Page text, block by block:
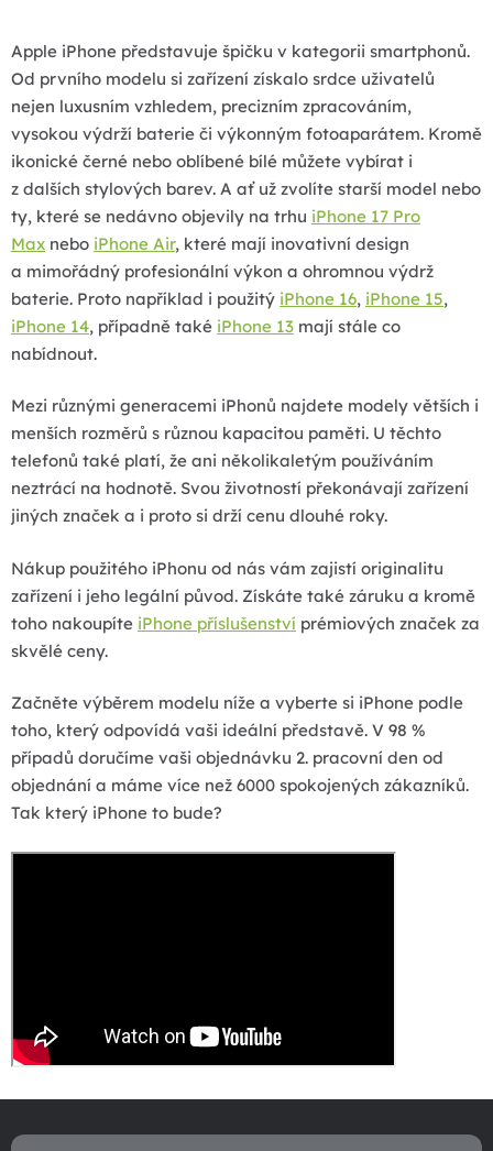
r
v
k
y
v
ý
p
i
s
u
á
n
í
Apple iPhone představuje špičku v kategorii smartphonů.
Od prvního modelu si zařízení získalo srdce uživatelů
nejen luxusním vzhledem, precizním zpracováním,
vysokou výdrží baterie či výkonným fotoaparátem. Kromě
ikonické černé nebo oblíbené bílé můžete vybírat i
z dalších stylových barev. A ať už zvolíte starší model nebo
ty, které se nedávno objevily na trhu iPhone 17 Pro
Max nebo iPhone Air, které mají inovativní design
a mimořádný profesionální výkon a ohromnou výdrž
baterie. Proto například i použitý iPhone 16, iPhone 15,
iPhone 14, případně také iPhone 13 mají stále co
nabídnout.
Mezi různými generacemi iPhonů najdete modely větších i
menších rozměrů s různou kapacitou paměti. U těchto
telefonů také platí, že ani několikaletým používáním
neztrácí na hodnotě. Svou životností překonávají zařízení
jiných značek a i proto si drží cenu dlouhé roky.
Nákup použitého iPhonu od nás vám zajistí originalitu
zařízení i jeho legální původ. Získáte také záruku a kromě
toho nakoupíte iPhone příslušenství prémiových značek za
skvělé ceny.
Začněte výběrem modelu níže a vyberte si iPhone podle
toho, který odpovídá vaši ideální představě. V 98 %
případů doručíme vaši objednávku 2. pracovní den od
objednání a máme více než 6000 spokojených zákazníků.
Tak který iPhone to bude?